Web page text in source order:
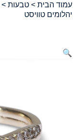
עמוד הבית > טבעות >
יהלומים טוויסט
🔍